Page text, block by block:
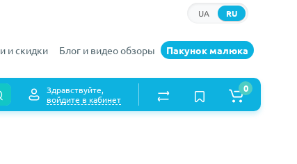
RU
UA
и скидки Блог и видео обзоры Пакунок малюка
Здравствуйте,
войдите в кабинет
0